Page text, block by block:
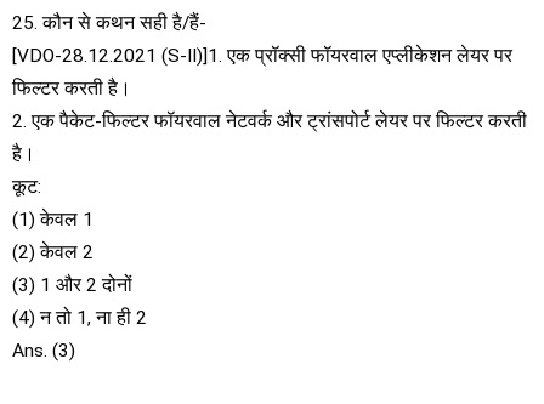
25. कौन से कथन सही है/हैं-
[VDO-28.12.2021 (S-II)]1. एक प्रॉक्सी फॉयरवाल एप्लीकेशन लेयर पर
फिल्टर करती है।
2. एक पैकेट-फिल्टर फॉयरवाल नेटवर्क और ट्रांसपोर्ट लेयर पर फिल्टर करती
है।
कूट:
(1) केवल 1
(2) केवल 2
(3) 1 और 2 दोनों
(4) न तो 1, ना ही 2
Ans. (3)